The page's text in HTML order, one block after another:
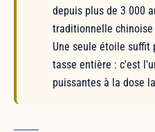
depuis plus de 3 000
traditionnelle
Une seule étoile suffit
tasse entière : c'est
puissantes à la dose